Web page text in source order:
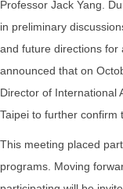
Professor Jack Yang.
in preliminary
and future directions for
announced that on
Director of International
Taipei to further confirm
This meeting placed
programs. Moving